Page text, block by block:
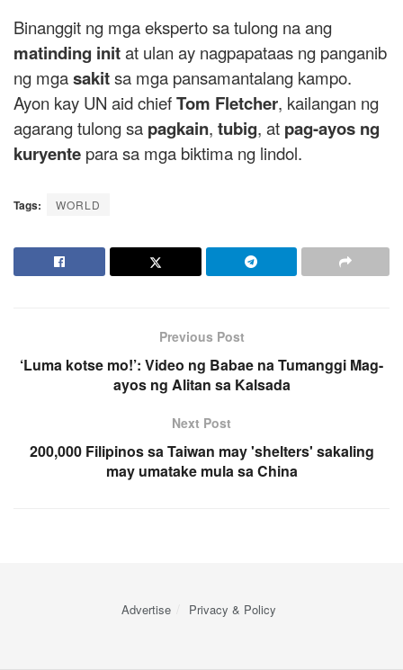
Binanggit ng mga eksperto sa tulong na ang
matinding initat ulan ay nagpapataas ng panganib
ng mgasakitsa mga pansamantalang kampo.
Ayon kay UN aid chiefTom Fletcher, kailangan ng
agarang tulong sa pagkain, tubig, at pag-ayos ng
kuryente para sa mga biktima ng lindol.
Tags: WORLD
Previous Post
‘Luma kotse mo!’: Video ng Babae na Tumanggi Mag-
ayos ng Alitan sa Kalsada
Next Post
200,000 Filipinos sa Taiwan may 'shelters' sakaling
may umatake mula sa China
Advertise Privacy & Policy